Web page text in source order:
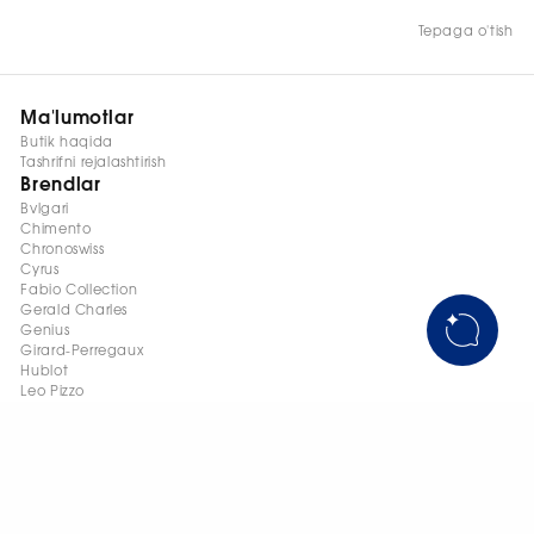
Tepaga o'tish
Ma'lumotlar
Butik haqida
Tashrifni rejalashtirish
Brendlar
Bvlgari
Chimento
Chronoswiss
Cyrus
Fabio Collection
Gerald Charles
Genius
Girard-Perregaux
Hublot
Leo Pizzo